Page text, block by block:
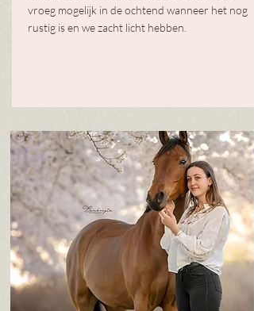
vroeg mogelijk in de ochtend wanneer het nog
rustig is en we zacht licht hebben.